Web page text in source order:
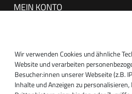
MEIN KONTO
SUPPORT
Inhaber:
Magnos Turbosystems GmbH
Wir verwenden Cookies und ähnliche
Website und verarbeiten
Besucher:innen unserer Webseite (z.B.
Inhalte und Anzeigen zu